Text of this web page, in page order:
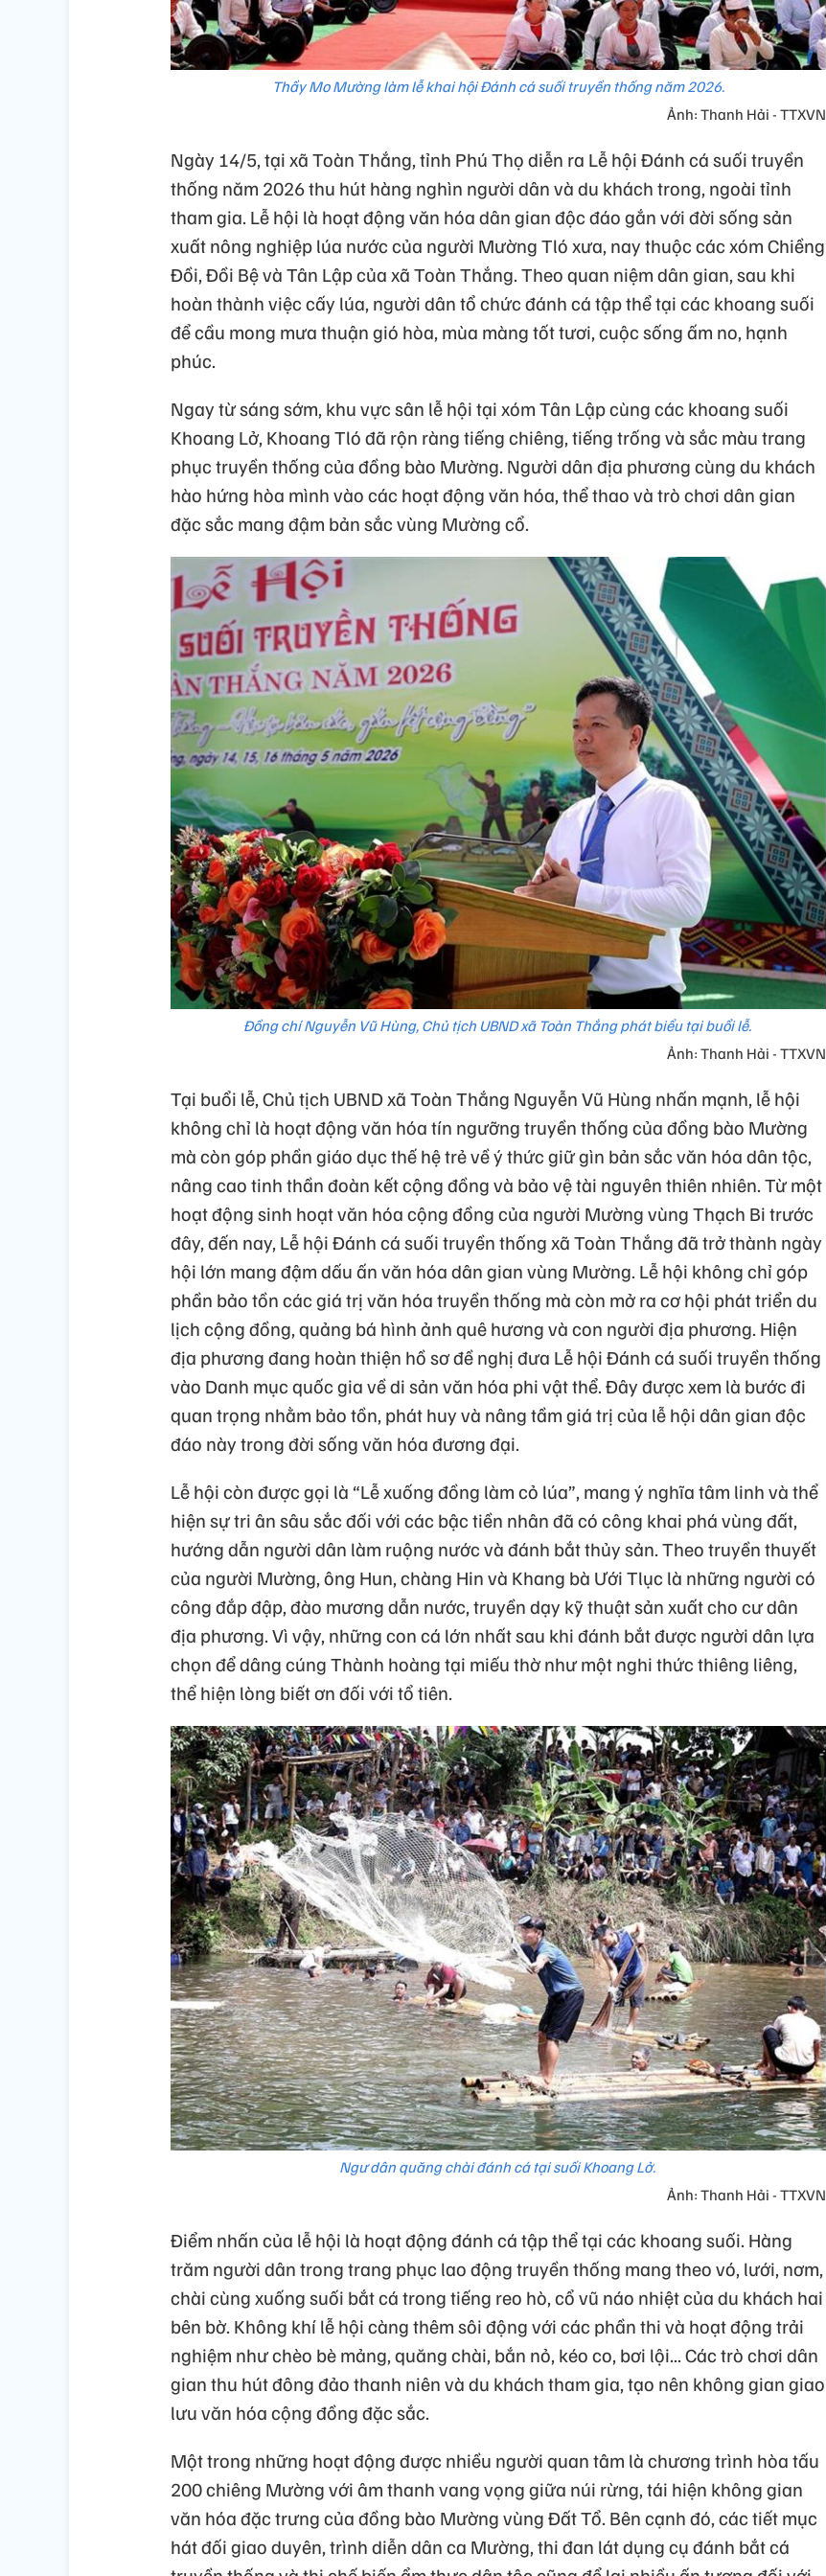
Thầy Mo Mường làm lễ khai hội Đánh cá suối truyền thống năm 2026.
Ảnh: Thanh Hải - TTXVN
Ngày 14/5, tại xã Toàn Thắng, tỉnh Phú Thọ diễn ra Lễ hội Đánh cá suối truyền
thống năm 2026 thu hút hàng nghìn người dân và du khách trong, ngoài tỉnh
tham gia. Lễ hội là hoạt động văn hóa dân gian độc đáo gắn với đời sống sản
xuất nông nghiệp lúa nước của người Mường Tló xưa, nay thuộc các xóm Chiềng
Đồi, Đồi Bệ và Tân Lập của xã Toàn Thắng. Theo quan niệm dân gian, sau khi
hoàn thành việc cấy lúa, người dân tổ chức đánh cá tập thể tại các khoang suối
để cầu mong mưa thuận gió hòa, mùa màng tốt tươi, cuộc sống ấm no, hạnh
phúc.
Ngay từ sáng sớm, khu vực sân lễ hội tại xóm Tân Lập cùng các khoang suối
Khoang Lở, Khoang Tló đã rộn ràng tiếng chiêng, tiếng trống và sắc màu trang
phục truyền thống của đồng bào Mường. Người dân địa phương cùng du khách
hào hứng hòa mình vào các hoạt động văn hóa, thể thao và trò chơi dân gian
đặc sắc mang đậm bản sắc vùng Mường cổ.
Đồng chí Nguyễn Vũ Hùng, Chủ tịch UBND xã Toàn Thắng phát biểu tại buổi lễ.
Ảnh: Thanh Hải - TTXVN
Tại buổi lễ, Chủ tịch UBND xã Toàn Thắng Nguyễn Vũ Hùng nhấn mạnh, lễ hội
không chỉ là hoạt động văn hóa tín ngưỡng truyền thống của đồng bào Mường
mà còn góp phần giáo dục thế hệ trẻ về ý thức giữ gìn bản sắc văn hóa dân tộc,
nâng cao tinh thần đoàn kết cộng đồng và bảo vệ tài nguyên thiên nhiên. Từ một
hoạt động sinh hoạt văn hóa cộng đồng của người Mường vùng Thạch Bi trước
đây, đến nay, Lễ hội Đánh cá suối truyền thống xã Toàn Thắng đã trở thành ngày
hội lớn mang đậm dấu ấn văn hóa dân gian vùng Mường. Lễ hội không chỉ góp
phần bảo tồn các giá trị văn hóa truyền thống mà còn mở ra cơ hội phát triển du
lịch cộng đồng, quảng bá hình ảnh quê hương và con người địa phương. Hiện
địa phương đang hoàn thiện hồ sơ đề nghị đưa Lễ hội Đánh cá suối truyền thống
vào Danh mục quốc gia về di sản văn hóa phi vật thể. Đây được xem là bước đi
quan trọng nhằm bảo tồn, phát huy và nâng tầm giá trị của lễ hội dân gian độc
đáo này trong đời sống văn hóa đương đại.
Lễ hội còn được gọi là “Lễ xuống đồng làm cỏ lúa”, mang ý nghĩa tâm linh và thể
hiện sự tri ân sâu sắc đối với các bậc tiền nhân đã có công khai phá vùng đất,
hướng dẫn người dân làm ruộng nước và đánh bắt thủy sản. Theo truyền thuyết
của người Mường, ông Hun, chàng Hin và Khang bà Ưới Tlục là những người có
công đắp đập, đào mương dẫn nước, truyền dạy kỹ thuật sản xuất cho cư dân
địa phương. Vì vậy, những con cá lớn nhất sau khi đánh bắt được người dân lựa
chọn để dâng cúng Thành hoàng tại miếu thờ như một nghi thức thiêng liêng,
thể hiện lòng biết ơn đối với tổ tiên.
Ngư dân quăng chài đánh cá tại suối Khoang Lở.
Ảnh: Thanh Hải - TTXVN
Điểm nhấn của lễ hội là hoạt động đánh cá tập thể tại các khoang suối. Hàng
trăm người dân trong trang phục lao động truyền thống mang theo vó, lưới, nơm,
chài cùng xuống suối bắt cá trong tiếng reo hò, cổ vũ náo nhiệt của du khách hai
bên bờ. Không khí lễ hội càng thêm sôi động với các phần thi và hoạt động trải
nghiệm như chèo bè mảng, quăng chài, bắn nỏ, kéo co, bơi lội... Các trò chơi dân
gian thu hút đông đảo thanh niên và du khách tham gia, tạo nên không gian giao
lưu văn hóa cộng đồng đặc sắc.
Một trong những hoạt động được nhiều người quan tâm là chương trình hòa tấu
200 chiêng Mường với âm thanh vang vọng giữa núi rừng, tái hiện không gian
văn hóa đặc trưng của đồng bào Mường vùng Đất Tổ. Bên cạnh đó, các tiết mục
hát đối giao duyên, trình diễn dân ca Mường, thi đan lát dụng cụ đánh bắt cá